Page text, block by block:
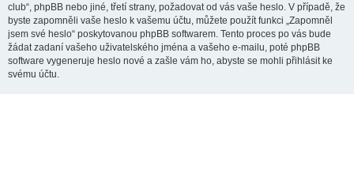
club“, phpBB nebo jiné, třetí strany, požadovat od vás vaše heslo. V případě, že
byste zapomněli vaše heslo k vašemu účtu, můžete použít funkci „Zapomněl
jsem své heslo“ poskytovanou phpBB softwarem. Tento proces po vás bude
žádat zadaní vašeho uživatelského jména a vašeho e-mailu, poté phpBB
software vygeneruje heslo nové a zašle vám ho, abyste se mohli přihlásit ke
svému účtu.